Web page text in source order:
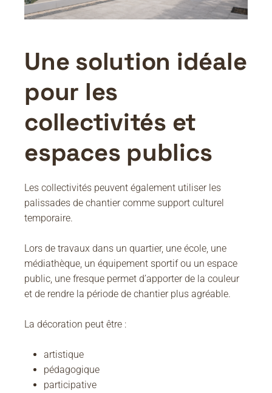
Une solution idéale
pour les
collectivités et
espaces publics
Les collectivités peuvent également utiliser les
palissades de chantier comme support culturel
temporaire.
Lors de travaux dans un quartier, une école, une
médiathèque, un équipement sportif ou un espace
public, une fresque permet d’apporter de la couleur
et de rendre la période de chantier plus agréable.
La décoration peut être :
artistique
pédagogique
participative